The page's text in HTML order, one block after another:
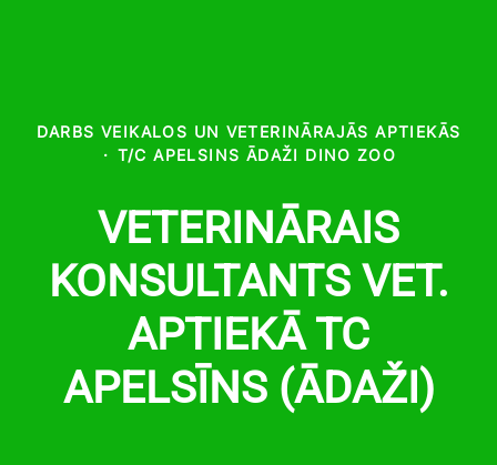
DARBS VEIKALOS UN VETERINĀRAJĀS APTIEKĀS
· T/C APELSINS ĀDAŽI DINO ZOO
VETERINĀRAIS
KONSULTANTS VET.
APTIEKĀ TC
APELSĪNS (ĀDAŽI)